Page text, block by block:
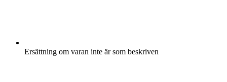
Ersättning om varan inte är som beskriven